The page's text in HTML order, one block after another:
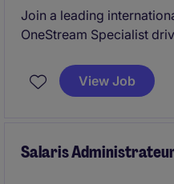
Join a leading
OneStream Specialist
finance platform used
Take ownership of
transformation journey.
View Job
Salaris